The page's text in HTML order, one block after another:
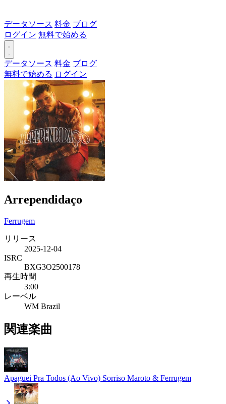
データソース 料金 ブログ
ログイン 無料で始める
データソース 料金 ブログ
無料で始める ログイン
Arrependidaço
Ferrugem
リリース
2025-12-04
ISRC
BXG3O2500178
再生時間
3:00
レーベル
WM Brazil
関連楽曲
Apaguei Pra Todos (Ao Vivo) Sorriso Maroto & Ferrugem